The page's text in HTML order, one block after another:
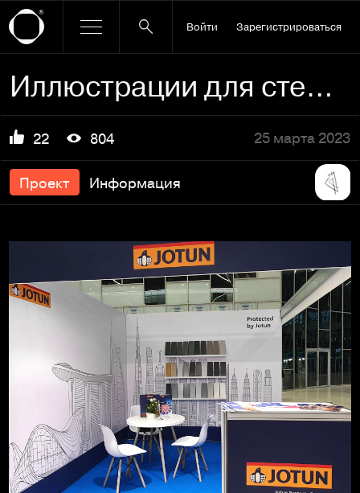
Войти Зарегистрироваться
Иллюстрации для стенда Jotun
22 804 25 марта 2023
Проект Информация